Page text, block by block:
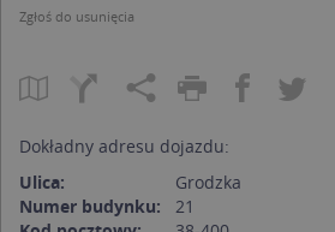
Zgłoś do usunięcia
Dokładny adresu dojazdu:
Ulica:
Grodzka
Numer budynku:
21